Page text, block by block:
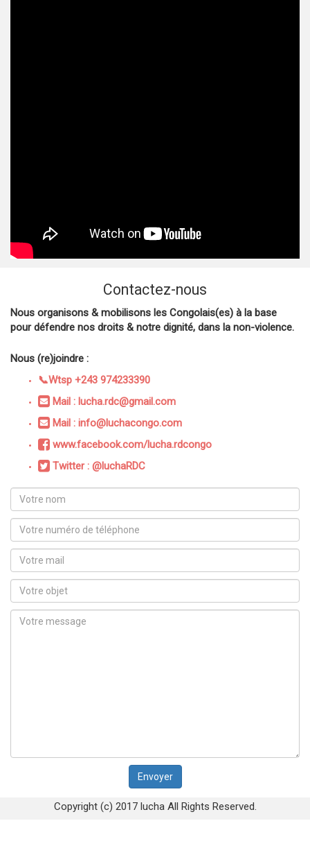
Contactez-nous
Nous organisons & mobilisons les Congolais(es) à la base
pour défendre nos droits & notre dignité, dans la non-violence.
Nous (re)joindre :
📞Wtsp +243 974233390
Mail : lucha.rdc@gmail.com
Mail : info@luchacongo.com
www.facebook.com/lucha.rdcongo
Twitter : @luchaRDC
Copyright (c) 2017 lucha All Rights Reserved.